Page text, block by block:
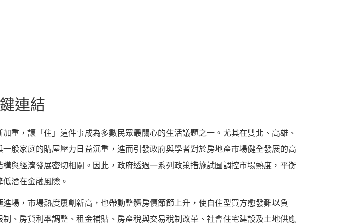
連結
重，讓「住」這件事成為多數民眾最關心的生活議題之一。尤其在雙北、高雄、
般家庭的購屋壓力日益沉重，進而引發政府與學者對於房地產市場健全發展的高
與經濟發展密切相關。因此，政府透過一系列政策措施試圖調控市場熱度，平衡
潛在金融風險。
場，市場熱度屢創新高，也帶動整體房價節節上升，使自住型買方愈發難以負
、房貸利率調整、租金補貼、房產稅與交易稅制改革、社會住宅建設及土地供應